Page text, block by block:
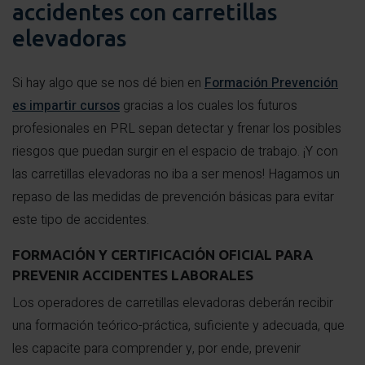
accidentes con carretillas
elevadoras
Si hay algo que se nos dé bien en Formación Prevención
es impartir cursos gracias a los cuales los futuros
profesionales en PRL sepan detectar y frenar los posibles
riesgos que puedan surgir en el espacio de trabajo. ¡Y con
las carretillas elevadoras no iba a ser menos! Hagamos un
repaso de las medidas de prevención básicas para evitar
este tipo de accidentes.
FORMACIÓN Y CERTIFICACIÓN OFICIAL PARA
PREVENIR ACCIDENTES LABORALES
Los operadores de carretillas elevadoras deberán recibir
una formación teórico-práctica, suficiente y adecuada, que
les capacite para comprender y, por ende, prevenir